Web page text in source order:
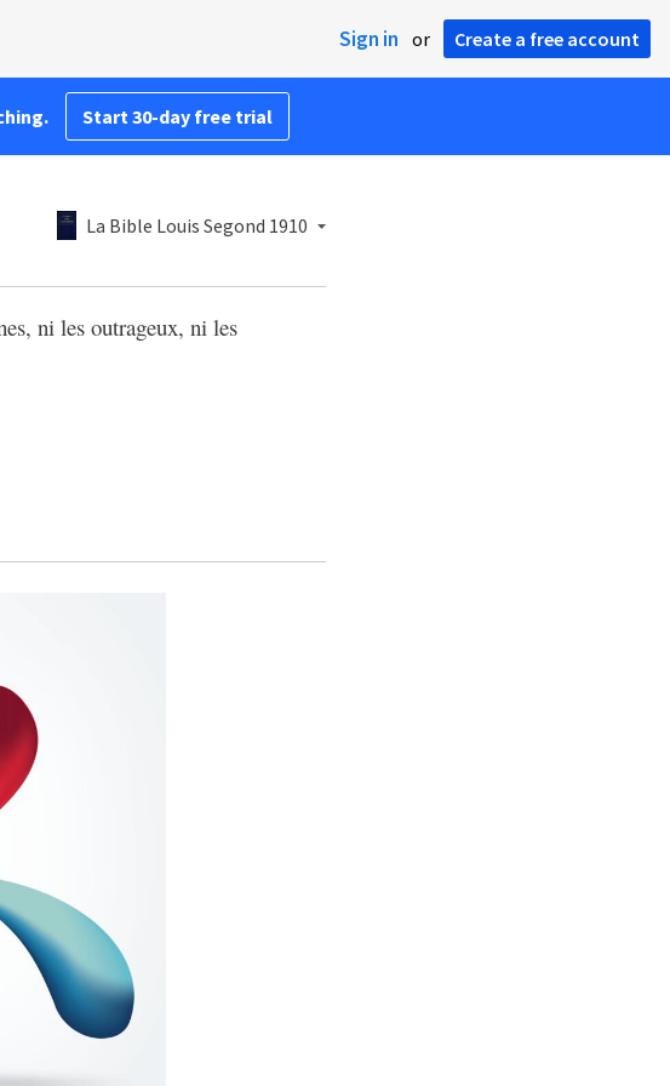
Sign in or Create a free account
Start 30-day free trial
La Bible Louis Segond 1910
ni les outrageux, ni les